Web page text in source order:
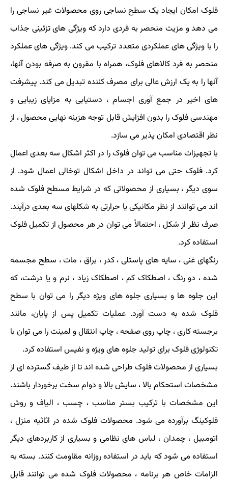
فلوک امکان ایجاد یک سطح نساجی روی محصولات غیر نساجی را
می دهد و مزیت منحصر به فردی دارد که ویژگی های تزئینی جذاب
را با ویژگی های عملکردی متعدد ترکیب می کند. ویژگی های عملکرد
منحصر به فرد کالاهای فلوک، همراه با مقرون به صرفه بودن آنها،
آنها را به یک ارزش عالی برای مصرف کننده تبدیل می کند. پیشرفت
های اخیر در جمع آوری اجسام ، دستیابی به مزایای زیبایی و
مهندسی فلوک را بدون افزایش قابل توجه هزینه نهایی محصول ، از
نظر اقتصادی امکان پذیر می سازد.
با تجهیزات مناسب می توان فلوک را در اکثر اشکال سه بعدی اعمال
کرد. فلوک حتی می تواند در داخل اشکال توخالی اعمال شود. از
سوی دیگر ، بسیاری از محصولاتی که در شرایط مسطح فلوک شده
اند می توانند از نظر مکانیکی یا حرارتی به شکلهای سه بعدی درآیند.
صرف نظر از شکل ، احتمالاً می توان در هر محصول از تکمیل فلوک
استفاده کرد.
رنگهای غنی ، سایه های پاستلی ، کدر ، براق ، مات ، سطح مجسمه
شده ، دو رنگ ، اصطکاک کم ، اصطکاک زیاد ، نرم و یا درشت، که
این جلوه ها و بسیاری جلوه های ویژه دیگر را می توان با سطح
فلوک شده به دست آورد. عملیات تکمیل پس از پایان، مانند
برجسته کاری ، چاپ روی صفحه ، چاپ انتقال و لمینت را می توان با
تکنولوژی فلوک برای تولید جلوه های ویژه و نفیس استفاده کرد.
بسیاری از محصولات فلوک طراحی شده اند تا از طیف گسترده ای از
مشخصات استحکام بالا ، سایش بالا و دوام سخت برخوردار باشند.
این مشخصات با ترکیب بستر مناسب ، چسب ، الیاف و روش
فلوکینگ برآورده می شود. محصولات فلوک شده در اثاثیه منزل ،
اتومبیل ، چمدان ، لباس های نظامی و بسیاری از کاربردهای دیگر
استفاده می شود که باید در استفاده روزانه مقاومت کنند. بسته به
الزامات خاص هر برنامه ، محصولات فلوک شده می توانند قابل